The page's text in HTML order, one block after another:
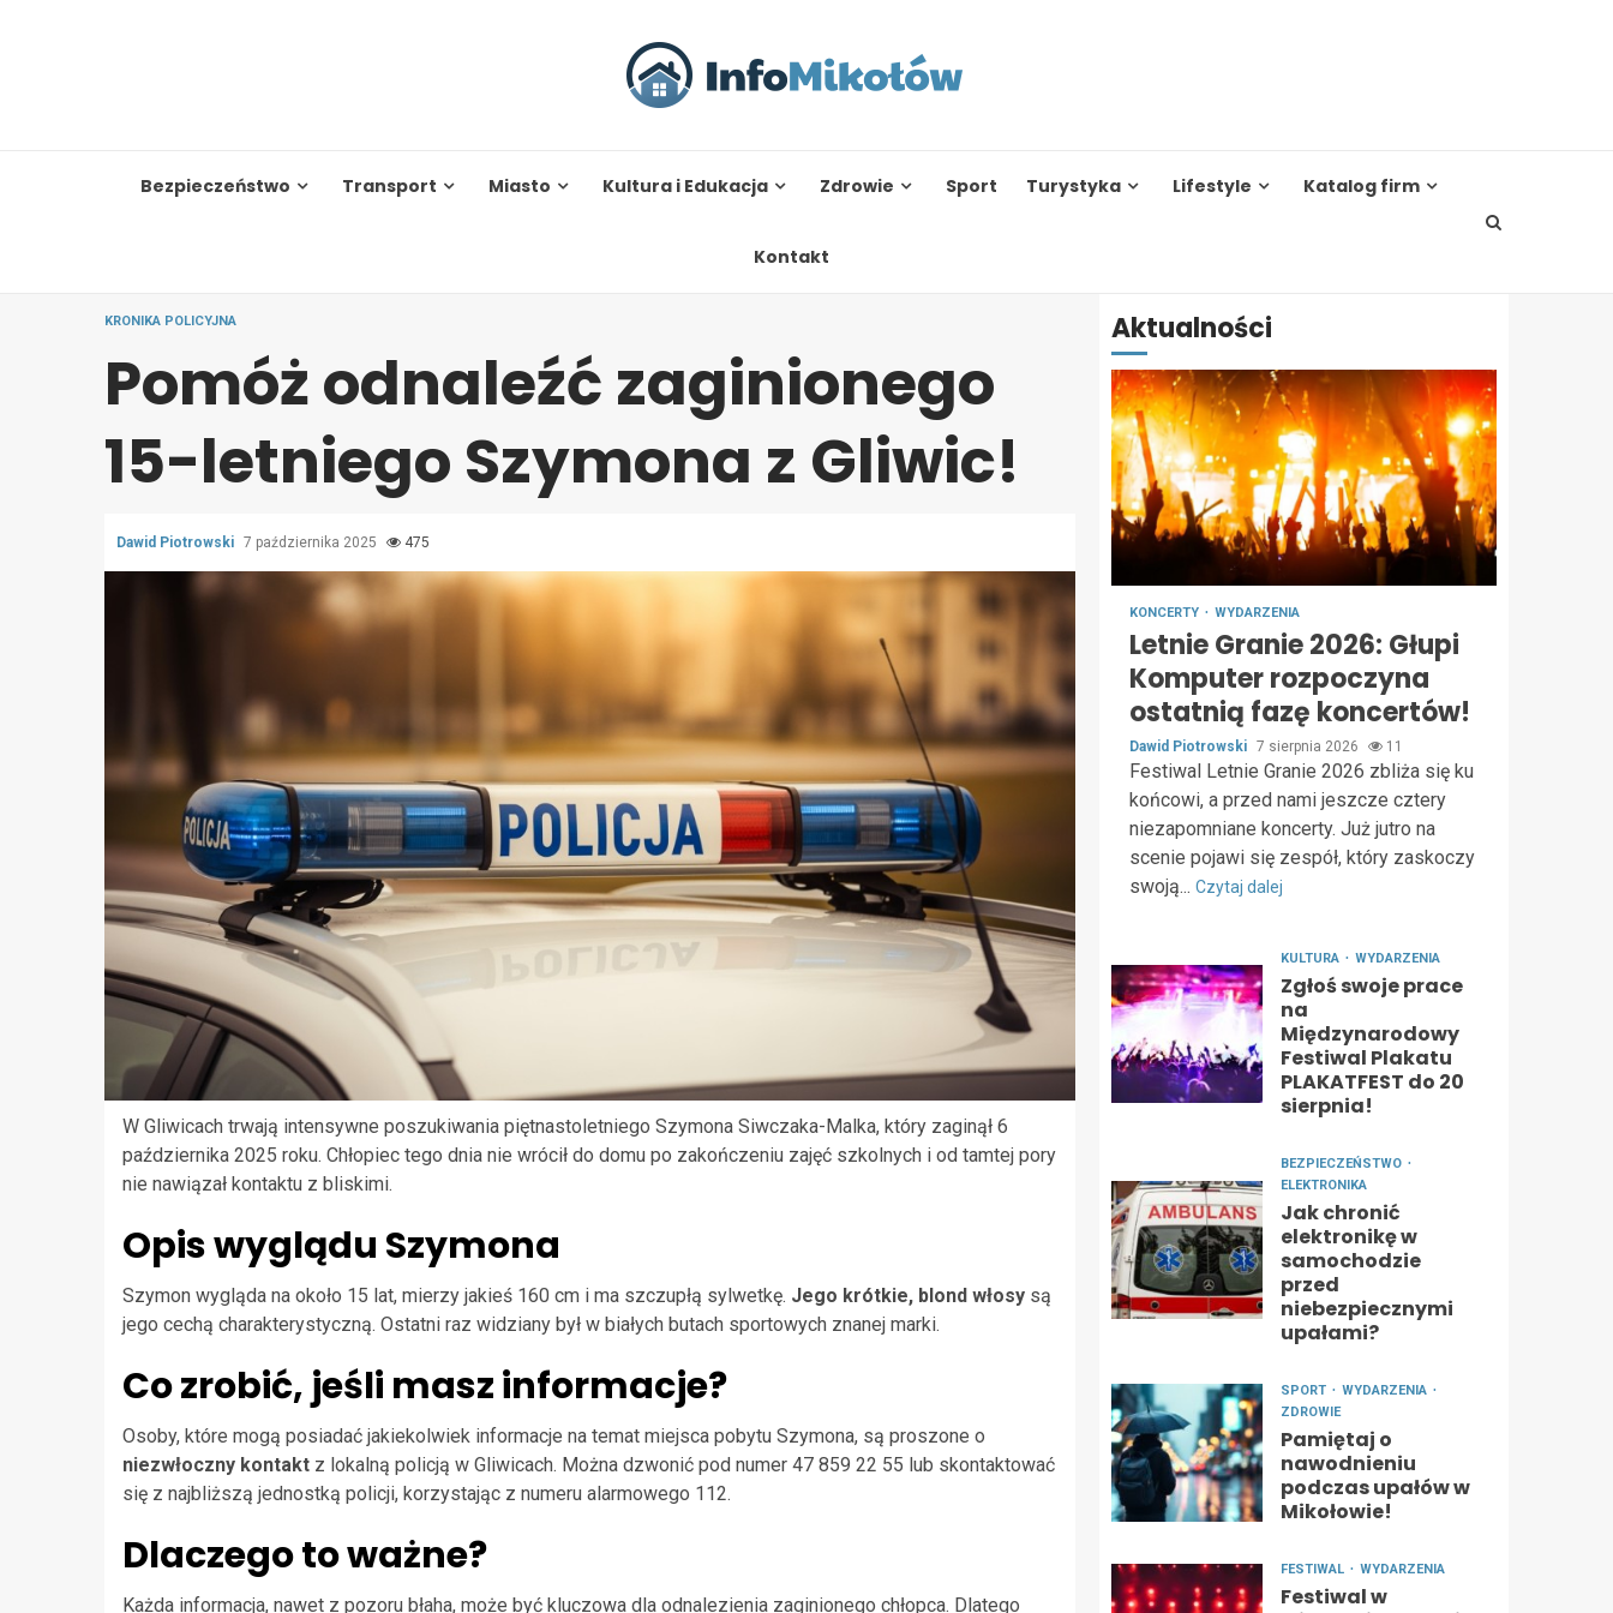
Bezpieczeństwo Transport Miasto Kultura i Edukacja Zdrowie Sport Turystyka Lifestyle Katalog firm
Kontakt
KRONIKA POLICYJNA
Pomóż odnaleźć zaginionego
15-letniego Szymona z Gliwic!
Dawid Piotrowski 7 października 2025 475
W Gliwicach trwają intensywne poszukiwania piętnastoletniego Szymona Siwczaka-Malka, który zaginął 6
października 2025 roku. Chłopiec tego dnia nie wrócił do domu po zakończeniu zajęć szkolnych i od tamtej pory
nie nawiązał kontaktu z bliskimi.
Opis wyglądu Szymona
Szymon wygląda na około 15 lat, mierzy jakieś 160 cm i ma szczupłą sylwetkę. Jego krótkie, blond włosy są
jego cechą charakterystyczną. Ostatni raz widziany był w białych butach sportowych znanej marki.
Co zrobić, jeśli masz informacje?
Osoby, które mogą posiadać jakiekolwiek informacje na temat miejsca pobytu Szymona, są proszone o
niezwłoczny kontakt z lokalną policją w Gliwicach. Można dzwonić pod numer 47 859 22 55 lub skontaktować
się z najbliższą jednostką policji, korzystając z numeru alarmowego 112.
Dlaczego to ważne?
Każda informacja, nawet z pozoru błaha, może być kluczowa dla odnalezienia zaginionego chłopca. Dlatego
Aktualności
KONCERTY WYDARZENIA
Letnie Granie 2026: Głupi
Komputer rozpoczyna
ostatnią fazę koncertów!
Dawid Piotrowski 7 sierpnia 2026 11
Festiwal Letnie Granie 2026 zbliża się ku
końcowi, a przed nami jeszcze cztery
niezapomniane koncerty. Już jutro na
scenie pojawi się zespół, który zaskoczy
swoją... Czytaj dalej
KULTURA WYDARZENIA
Zgłoś swoje prace
na
Międzynarodowy
Festiwal Plakatu
PLAKATFEST do 20
sierpnia!
BEZPIECZEŃSTWO
ELEKTRONIKA
Jak chronić
elektronikę w
samochodzie
przed
niebezpiecznymi
upałami?
SPORT
WYDARZENIA
ZDROWIE
Pamiętaj o
nawodnieniu
podczas upałów w
Mikołowie!
FESTIWAL WYDARZENIA
Festiwal w